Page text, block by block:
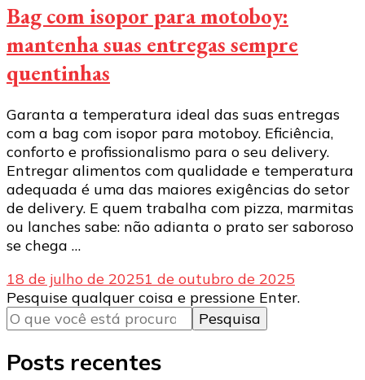
Bag com isopor para motoboy:
mantenha suas entregas sempre
quentinhas
Garanta a temperatura ideal das suas entregas
com a bag com isopor para motoboy. Eficiência,
conforto e profissionalismo para o seu delivery.
Entregar alimentos com qualidade e temperatura
adequada é uma das maiores exigências do setor
de delivery. E quem trabalha com pizza, marmitas
ou lanches sabe: não adianta o prato ser saboroso
se chega …
18 de julho de 20251 de outubro de 2025
Procurando
algo?
Pesquise qualquer coisa e pressione Enter.
Posts recentes